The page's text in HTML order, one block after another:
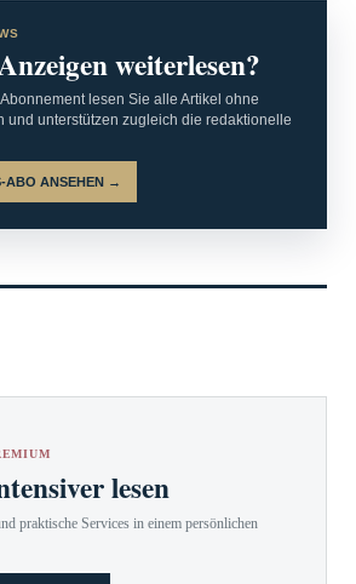
weiterlesen?
lesen Sie alle Artikel ohne
und unterstützen zugleich die redaktionelle
ABO ANSEHEN →
lesen
praktische Services in einem persönlichen